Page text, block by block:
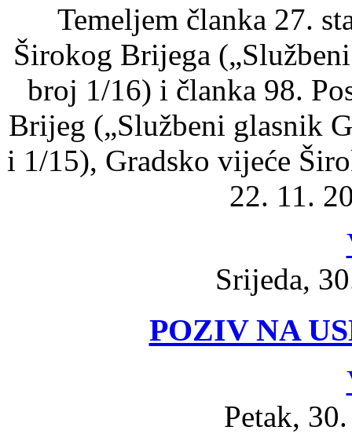
Temeljem članka 27.
Širokog Brijega
broj 1/16) i članka 98.
Brijeg („Službeni glasnik
i 1/15), Gradsko vijeće
22. 11.
Srijeda,
POZIV NA
Petak,